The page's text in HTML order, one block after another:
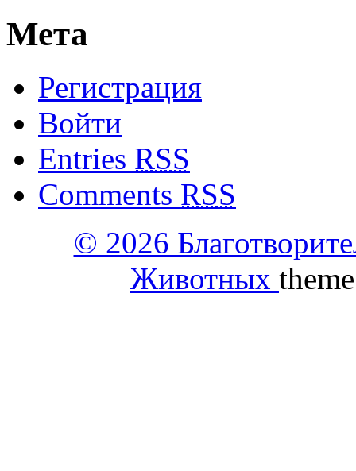
Мета
Регистрация
Войти
Entries RSS
Comments RSS
© 2026
Животных